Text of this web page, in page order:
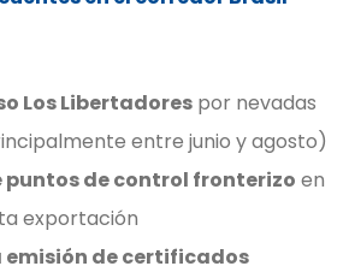
Los Libertadores por nevadas
entre junio y agosto)
puntos de control fronterizo en
exportación
emisión de certificados